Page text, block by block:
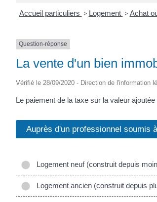
Accueil particuliers > Logement > Achat
Question-réponse
La vente d'un bien
Vérifié le 28/09/2020 - Direction de l'information
Le paiement de la taxe sur la valeur
Auprès d'un professionnel soumis
Logement neuf (construit depuis
Logement ancien (construit depuis